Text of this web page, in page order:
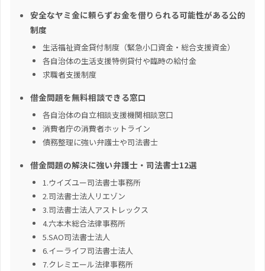
安全なヤミ金に頼らずお金を借りられる可能性がある公的
制度
生活福祉資金貸付制度（緊急小口資金・総合支援資金）
各自治体の生活支援特例貸付や臨時の給付金
求職者支援制度
借金問題を無料相談できる窓口
各自治体の自立相談支援機関相談窓口
消費者庁の消費者ホットライン
債務整理に強い弁護士や司法書士
借金問題の解決に強い弁護士・司法書士12選
1.ウイズユー司法書士事務所
2.司法書士法人リエゾン
3.司法書士法人アストレックス
4.六本木総合法律事務所
5.SAO司法書士法人
6.イーライフ司法書士法人
7.クレミエール法律事務所